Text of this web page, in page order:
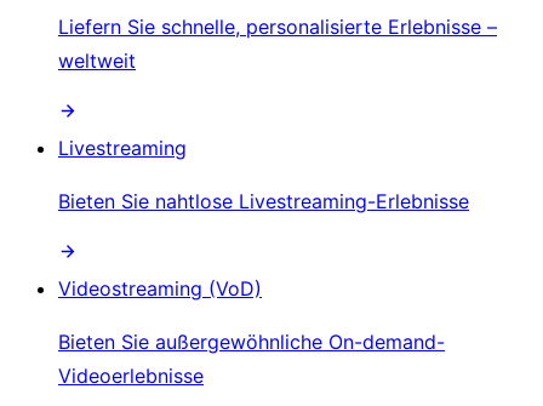
Liefern Sie schnelle, personalisierte Erlebnisse –
weltweit
Livestreaming
Bieten Sie nahtlose Livestreaming-Erlebnisse
Videostreaming (VoD)
Bieten Sie außergewöhnliche On-demand-
Videoerlebnisse